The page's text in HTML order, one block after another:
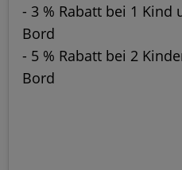
- 3 % Rabatt bei 1 Kind
Bord
- 5 % Rabatt bei 2
Bord